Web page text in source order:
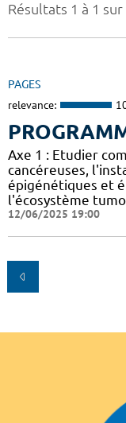
Résultats 1 à 1
PAGES
relevance:
Axe 1 : Etudier
cancéreuses,
épigénétiques et
l'écosystème
12/06/2025 19:00